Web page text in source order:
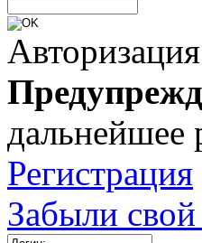
Авторизация
дальнейшее
Регистрация
Забыли свой